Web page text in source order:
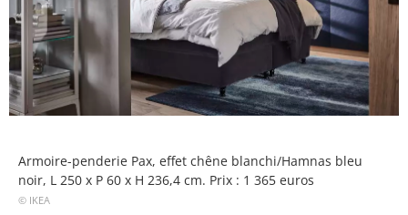
Armoire-penderie Pax, effet chêne blanchi/Hamnas bleu
noir, L 250 x P 60 x H 236,4 cm. Prix : 1 365 euros
© IKEA